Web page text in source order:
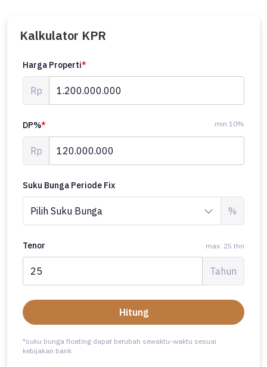
Kalkulator KPR
Harga Properti*
Rp
DP%* min 10%
Rp
Suku Bunga Periode Fix
%
Tenor max. 25 thn
Tahun
Hitung
*suku bunga floating dapat berubah sewaktu-waktu sesuai
kebijakan bank